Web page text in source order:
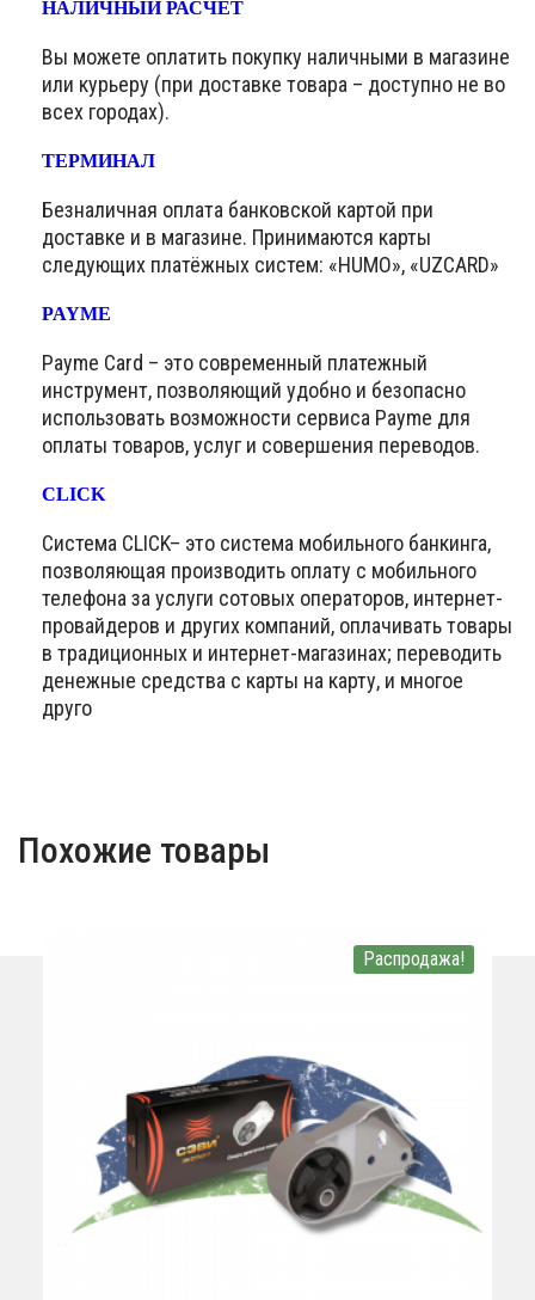
НАЛИЧНЫЙ РАСЧЕТ
Вы можете оплатить покупку наличными в магазине
или курьеру (при доставке товара – доступно не во
всех городах).
ТЕРМИНАЛ
Безналичная оплата банковской картой при
доставке и в магазине. Принимаются карты
следующих платёжных систем: «HUMO», «UZCARD»
PAYME
Payme Card – это современный платежный
инструмент, позволяющий удобно и безопасно
использовать возможности сервиса Payme для
оплаты товаров, услуг и совершения переводов.
CLICK
Система CLICK– это система мобильного банкинга,
позволяющая производить оплату с мобильного
телефона за услуги сотовых операторов, интернет-
провайдеров и других компаний, оплачивать товары
в традиционных и интернет-магазинах; переводить
денежные средства с карты на карту, и многое
друго
Похожие товары
Распродажа!